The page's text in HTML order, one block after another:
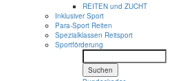
REITEN und ZUCHT
Inklusiver Sport
Para-Sport Reiten
Spezialklassen Reitsport
Sportförderung
Suchen